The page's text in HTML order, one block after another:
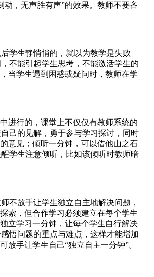
，无声胜有声”的效果。教师不要吝
学生静悄悄的，就以为教学是失败
不能引起学生思考，不能激活学生的
当学生遇到困惑或疑问时，教师在学
进行的，课堂上不仅仅有教师系统的
己的见解，勇于参与学习探讨，同时
意见；倾听一分钟，可以借他山之石
学生注意倾听，比如该倾听时教师暗
放手让学生独立自主地解决问题，
索，但合作学习必须建立在每个学生
立学习一分钟，让每个学生自行解决
悟问题的重点与难点，这样才能增加
手让学生自己“独立自主一分钟”。